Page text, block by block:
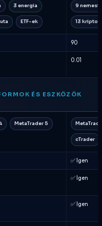
3 energia
ETF-ek
9
13
90
0.01
ÉS ESZKÖZÖK
MetaTrader 5
cTrader
✅ Igen
✅ Igen
✅ Igen